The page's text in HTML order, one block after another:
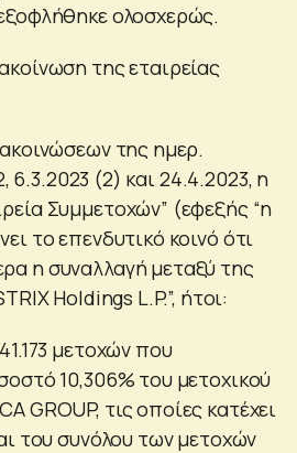
ολοσχερώς.
της εταιρείας
της ημερ.
6.3.2023 (2) και 24.4.2023, η
Συμμετοχών” (εφεξής “η
το επενδυτικό κοινό ότι
η συναλλαγή μεταξύ της
Holdings L.P.”, ήτοι:
μετοχών που
10,306% του μετοχικού
GROUP, τις οποίες κατέχει
του συνόλου των μετοχών